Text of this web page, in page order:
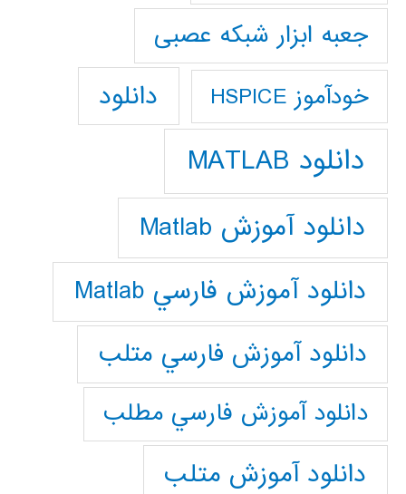
جعبه ابزار شبکه عصبی
خودآموز HSPICE دانلود
دانلود MATLAB
دانلود آموزش Matlab
دانلود آموزش فارسي Matlab
دانلود آموزش فارسي متلب
دانلود آموزش فارسي مطلب
دانلود آموزش متلب